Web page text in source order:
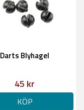
Darts Blyhagel
45 kr
KÖP